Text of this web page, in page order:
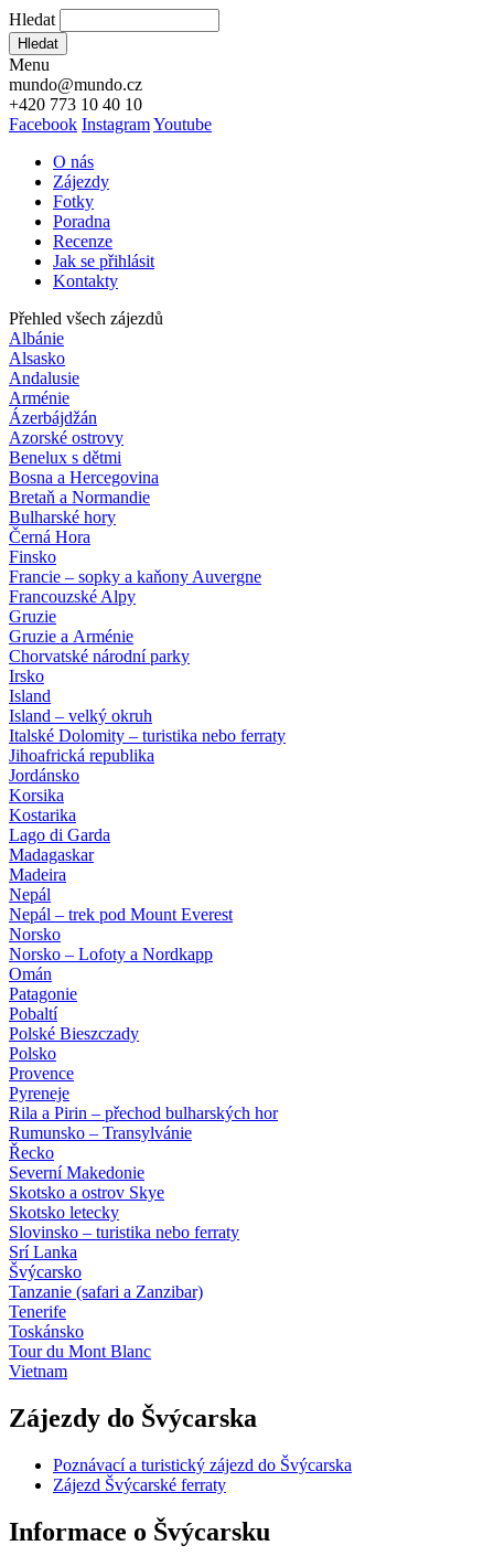
Hledat
Hledat
Menu
mundo@mundo.cz
+420 773 10 40 10
Facebook InstagramYoutube
O nás
Zájezdy
Fotky
Poradna
Recenze
Jak se přihlásit
Kontakty
Přehled všech zájezdů
Albánie
Alsasko
Andalusie
Arménie
Ázerbájdžán
Azorské ostrovy
Benelux s dětmi
Bosna a Hercegovina
Bretaň a Normandie
Bulharské hory
Černá Hora
Finsko
Francie – sopky a kaňony Auvergne
Francouzské Alpy
Gruzie
Gruzie a Arménie
Chorvatské národní parky
Irsko
Island
Island – velký okruh
Italské Dolomity – turistika nebo ferraty
Jihoafrická republika
Jordánsko
Korsika
Kostarika
Lago di Garda
Madagaskar
Madeira
Nepál
Nepál – trek pod Mount Everest
Norsko
Norsko – Lofoty a Nordkapp
Omán
Patagonie
Pobaltí
Polské Bieszczady
Polsko
Provence
Pyreneje
Rila a Pirin – přechod bulharských hor
Rumunsko – Transylvánie
Řecko
Severní Makedonie
Skotsko a ostrov Skye
Skotsko letecky
Slovinsko – turistika nebo ferraty
Srí Lanka
Švýcarsko
Tanzanie (safari a Zanzibar)
Tenerife
Toskánsko
Tour du Mont Blanc
Vietnam
Zájezdy do Švýcarska
Poznávací a turistický zájezd do Švýcarska
Zájezd Švýcarské ferraty
Informace o Švýcarsku